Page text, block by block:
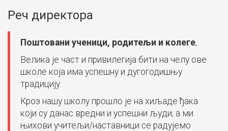
Реч директора
Поштовани ученици, родитељи и колеге,
Велика је част и привилегија бити на челу ове
школе која има успешну и дугогодишњу
традицију.
Кроз нашу школу прошло је на хиљаде ђака
који су данас вредни и успешни људи, а ми
њихови учитељи/наставници се радујемо